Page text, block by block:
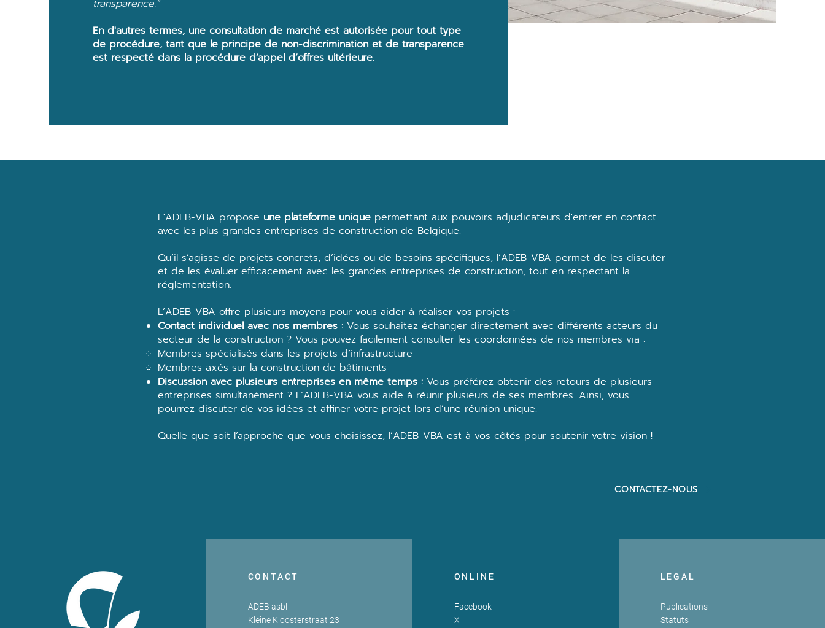
transparence."
En d'autres termes, une consultation de marché est autorisée pour tout type
de procédure, tant que le principe de non-discrimination et de transparence
est respecté dans la procédure d’appel d’offres ultérieure.
L'ADEB-VBA propose une plateforme unique permettant aux pouvoirs adjudicateurs d'entrer en contact
avec les plus grandes entreprises de construction de Belgique.
Qu’il s’agisse de projets concrets, d’idées ou de besoins spécifiques, l’ADEB-VBA permet de les discuter
et de les évaluer efficacement avec les grandes entreprises de construction, tout en respectant la
réglementation.
L’ADEB-VBA offre plusieurs moyens pour vous aider à réaliser vos projets :
Contact individuel avec nos membres : Vous souhaitez échanger directement avec différents acteurs du
secteur de la construction ? Vous pouvez facilement consulter les coordonnées de nos membres via :
Membres spécialisés dans les projets d’infrastructure
Membres axés sur la construction de bâtiments
Discussion avec plusieurs entreprises en même temps : Vous préférez obtenir des retours de plusieurs
entreprises simultanément ? L’ADEB-VBA vous aide à réunir plusieurs de ses membres. Ainsi, vous
pourrez discuter de vos idées et affiner votre projet lors d’une réunion unique.
Quelle que soit l’approche que vous choisissez, l’ADEB-VBA est à vos côtés pour soutenir votre vision !
CONTACTEZ-NOUS
CONTACT
ADEB asbl
Kleine Kloosterstraat 23
ONLINE
Facebook
X
LEGAL
Publications
Statuts